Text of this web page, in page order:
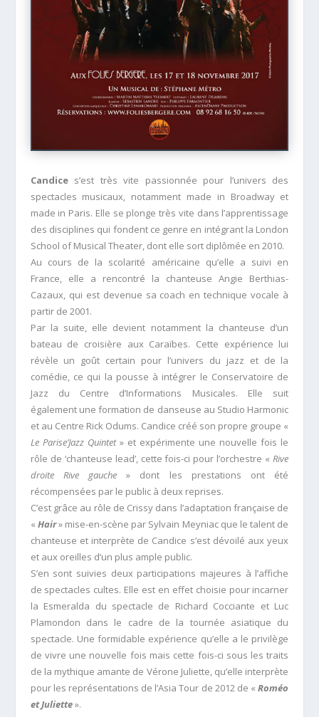
Candices’est très vite passionnée pour l’univers des
spectacles musicaux, notamment made in Broadway et
made in Paris. Elle se plonge très vite dans l’apprentissage
des disciplines qui fondent ce genre en intégrant la London
School of Musical Theater, dont elle sort diplômée en 2010.
Au cours de la scolarité américaine qu’elle a suivi en
France, elle a rencontré la chanteuse Angie Berthias-
Cazaux, qui est devenue sa coach en technique vocale à
partir de 2001.
Par la suite, elle devient notamment la chanteuse d’un
bateau de croisière aux Caraïbes. Cette expérience lui
révèle un goût certain pour l’univers du jazz et de la
comédie, ce qui la pousse à intégrer le Conservatoire de
Jazz du Centre d’Informations Musicales. Elle suit
également une formation de danseuse au Studio Harmonic
et au Centre Rick Odums. Candice créé son propre groupe «
Le Parise’Jazz Quintet» et expérimente une nouvelle fois le
rôle de ‘chanteuse lead’, cette fois-ci pour l’orchestre «Rive
droite Rive gauche » dont les prestations ont été
récompensées par le public à deux reprises.
C’est grâce au rôle de Crissy dans l’adaptation française de
« Hair» mise-en-scène par Sylvain Meyniac que le talent de
chanteuse et interprète de Candice s’est dévoilé aux yeux
et aux oreilles d’un plus ample public.
S’en sont suivies deux participations majeures à l’affiche
de spectacles cultes. Elle est en effet choisie pour incarner
la Esmeralda du spectacle de Richard Cocciante et Luc
Plamondon dans le cadre de la tournée asiatique du
spectacle. Une formidable expérience qu’elle a le privilège
de vivre une nouvelle fois mais cette fois-ci sous les traits
de la mythique amante de Vérone Juliette, qu’elle interprète
pour les représentations de l’Asia Tour de 2012 de «Roméo
et Juliette».